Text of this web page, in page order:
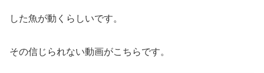
した魚が動くらしいです。
その信じられない動画がこちらです。